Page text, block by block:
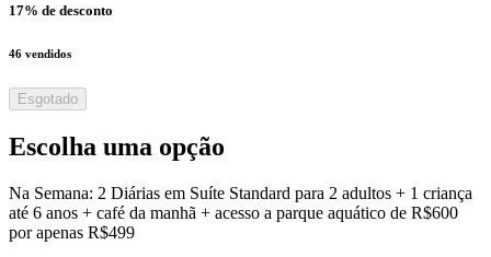
17% de desconto
46 vendidos
Esgotado
Escolha uma opção
Na Semana: 2 Diárias em Suíte Standard para 2 adultos + 1 criança
até 6 anos + café da manhã + acesso a parque aquático de R$600
por apenas R$499